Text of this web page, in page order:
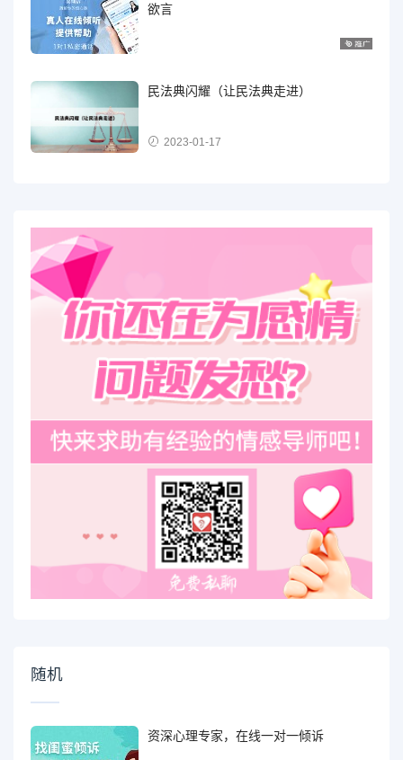
欲言
民法典闪耀（让民法典走进）
2023-01-17
随机
资深心理专家，在线一对一倾诉